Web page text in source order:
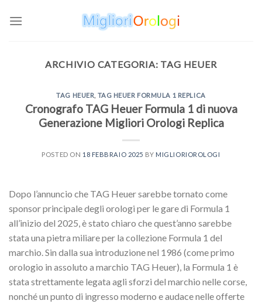
ARCHIVIO CATEGORIA: TAG HEUER
TAG HEUER, TAG HEUER FORMULA 1 REPLICA
Cronografo TAG Heuer Formula 1 di nuova
Generazione Migliori Orologi Replica
POSTED ON 18 FEBBRAIO 2025 BY MIGLIORIOROLOGI
Dopo l’annuncio che TAG Heuer sarebbe tornato come
sponsor principale degli orologi per le gare di Formula 1
all’inizio del 2025, è stato chiaro che quest’anno sarebbe
stata una pietra miliare per la collezione Formula 1 del
marchio. Sin dalla sua introduzione nel 1986 (come primo
orologio in assoluto a marchio TAG Heuer), la Formula 1 è
stata strettamente legata agli sforzi del marchio nelle corse,
nonché un punto di ingresso moderno e audace nelle offerte